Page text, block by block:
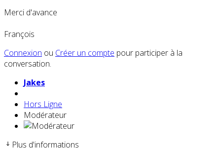
Merci d'avance
François
Connexion ou Créer un compte pour participer à la
conversation.
Jakes
Hors Ligne
Modérateur
Plus d'informations